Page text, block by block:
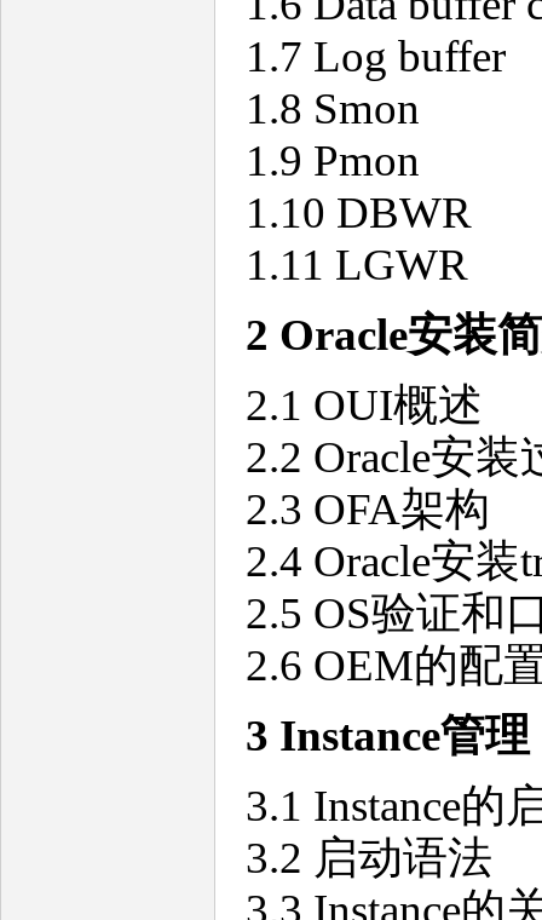
1.7 Log buffer
1.8 Smon
1.9 Pmon
1.10 DBWR
1.11 LGWR
2 Oracle安装
2.1 OUI概述
2.2 Oracle安装
2.3 OFA架构
2.4 Oracle安装
2.5 OS验证和
2.6 OEM的配
3 Instance管理
3.1 Instance的
3.2 启动语法
3.3 Instance的